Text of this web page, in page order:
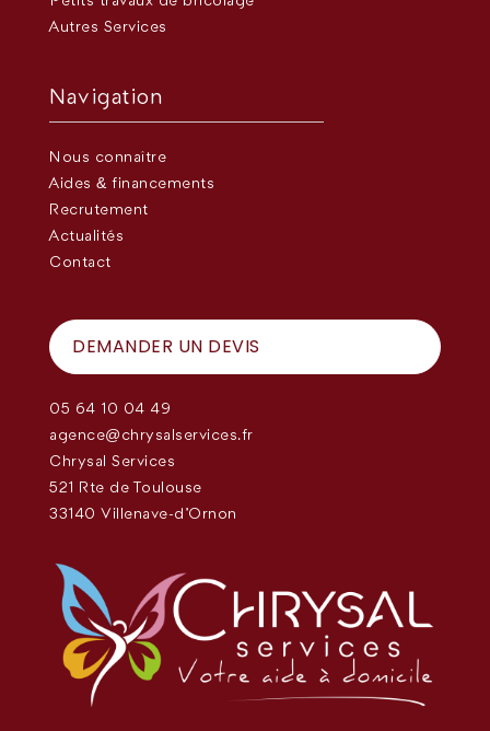
Autres Services
Navigation
Nous connaître
Aides & financements
Recrutement
Actualités
Contact
DEMANDER UN DEVIS
05 64 10 04 49
agence@chrysalservices.fr
Chrysal Services
521 Rte de Toulouse
33140 Villenave-d'Ornon